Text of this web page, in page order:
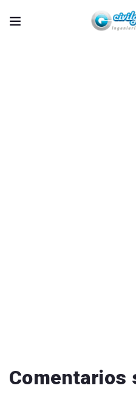
Comentarios